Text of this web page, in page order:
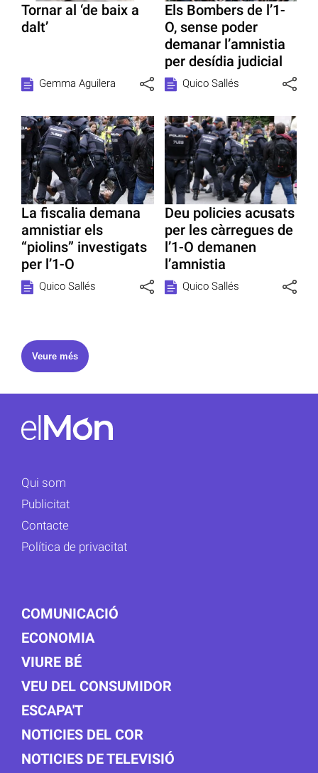
Tornar al ‘de baix a
dalt’
Gemma Aguilera
Els Bombers de l’1-
O, sense poder
demanar l’amnistia
per desídia judicial
Quico Sallés
La fiscalia demana
amnistiar els
“piolins” investigats
per l’1-O
Quico Sallés
Deu policies acusats
per les càrregues de
l’1-O demanen
l’amnistia
Quico Sallés
Veure més
Qui som
Publicitat
Contacte
Política de privacitat
COMUNICACIÓ
ECONOMIA
VIURE BÉ
VEU DEL CONSUMIDOR
ESCAPA'T
NOTICIES DEL COR
NOTICIES DE TELEVISIÓ